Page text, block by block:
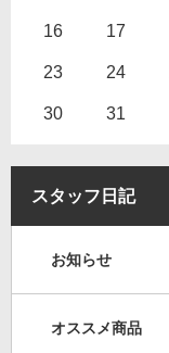
16 17
23 24
30 31
スタッフ日記
お知らせ
オススメ商品